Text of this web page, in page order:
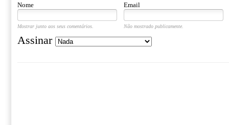
Nome Email
Mostrar junto aos seus comentários. Não mostrado publicamente.
Assinar